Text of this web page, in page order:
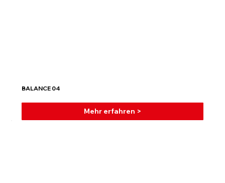
BALANCE 04
Mehr erfahren >